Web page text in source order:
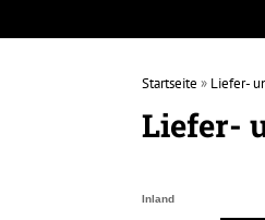
Startseite » Liefer-
Liefer-
Inland